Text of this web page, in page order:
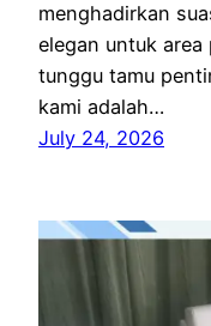
menghadirkan
elegan untuk area
tunggu tamu
kami adalah…
July 24, 2026